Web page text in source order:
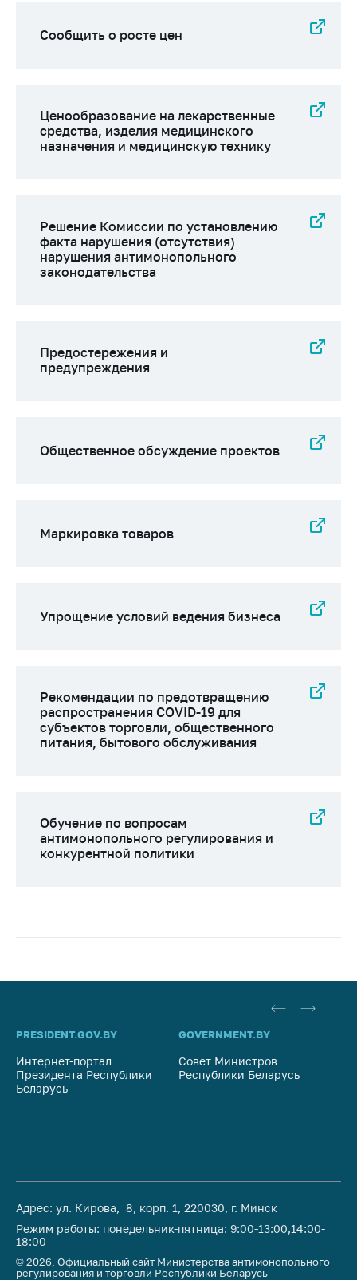
Сообщить о росте цен
Ценообразование на лекарственные
средства, изделия медицинского
назначения и медицинскую технику
Решение Комиссии по установлению
факта нарушения (отсутствия)
нарушения антимонопольного
законодательства
Предостережения и
предупреждения
Общественное обсуждение проектов
Маркировка товаров
Упрощение условий ведения бизнеса
Рекомендации по предотвращению
распространения COVID-19 для
субъектов торговли, общественного
питания, бытового обслуживания
Обучение по вопросам
антимонопольного регулирования и
конкурентной политики
PRESIDENT.GOV.BY
Интернет-портал
Президента Республики
Беларусь
GOVERNMENT.BY
Совет Министров
Республики Беларусь
Адрес: ул. Кирова, 8, корп. 1, 220030, г. Минск
Режим работы: понедельник-пятница: 9:00-13:00,14:00-
18:00
© 2026, Официальный сайт Министерства антимонопольного
регулирования и торговли Республики Беларусь